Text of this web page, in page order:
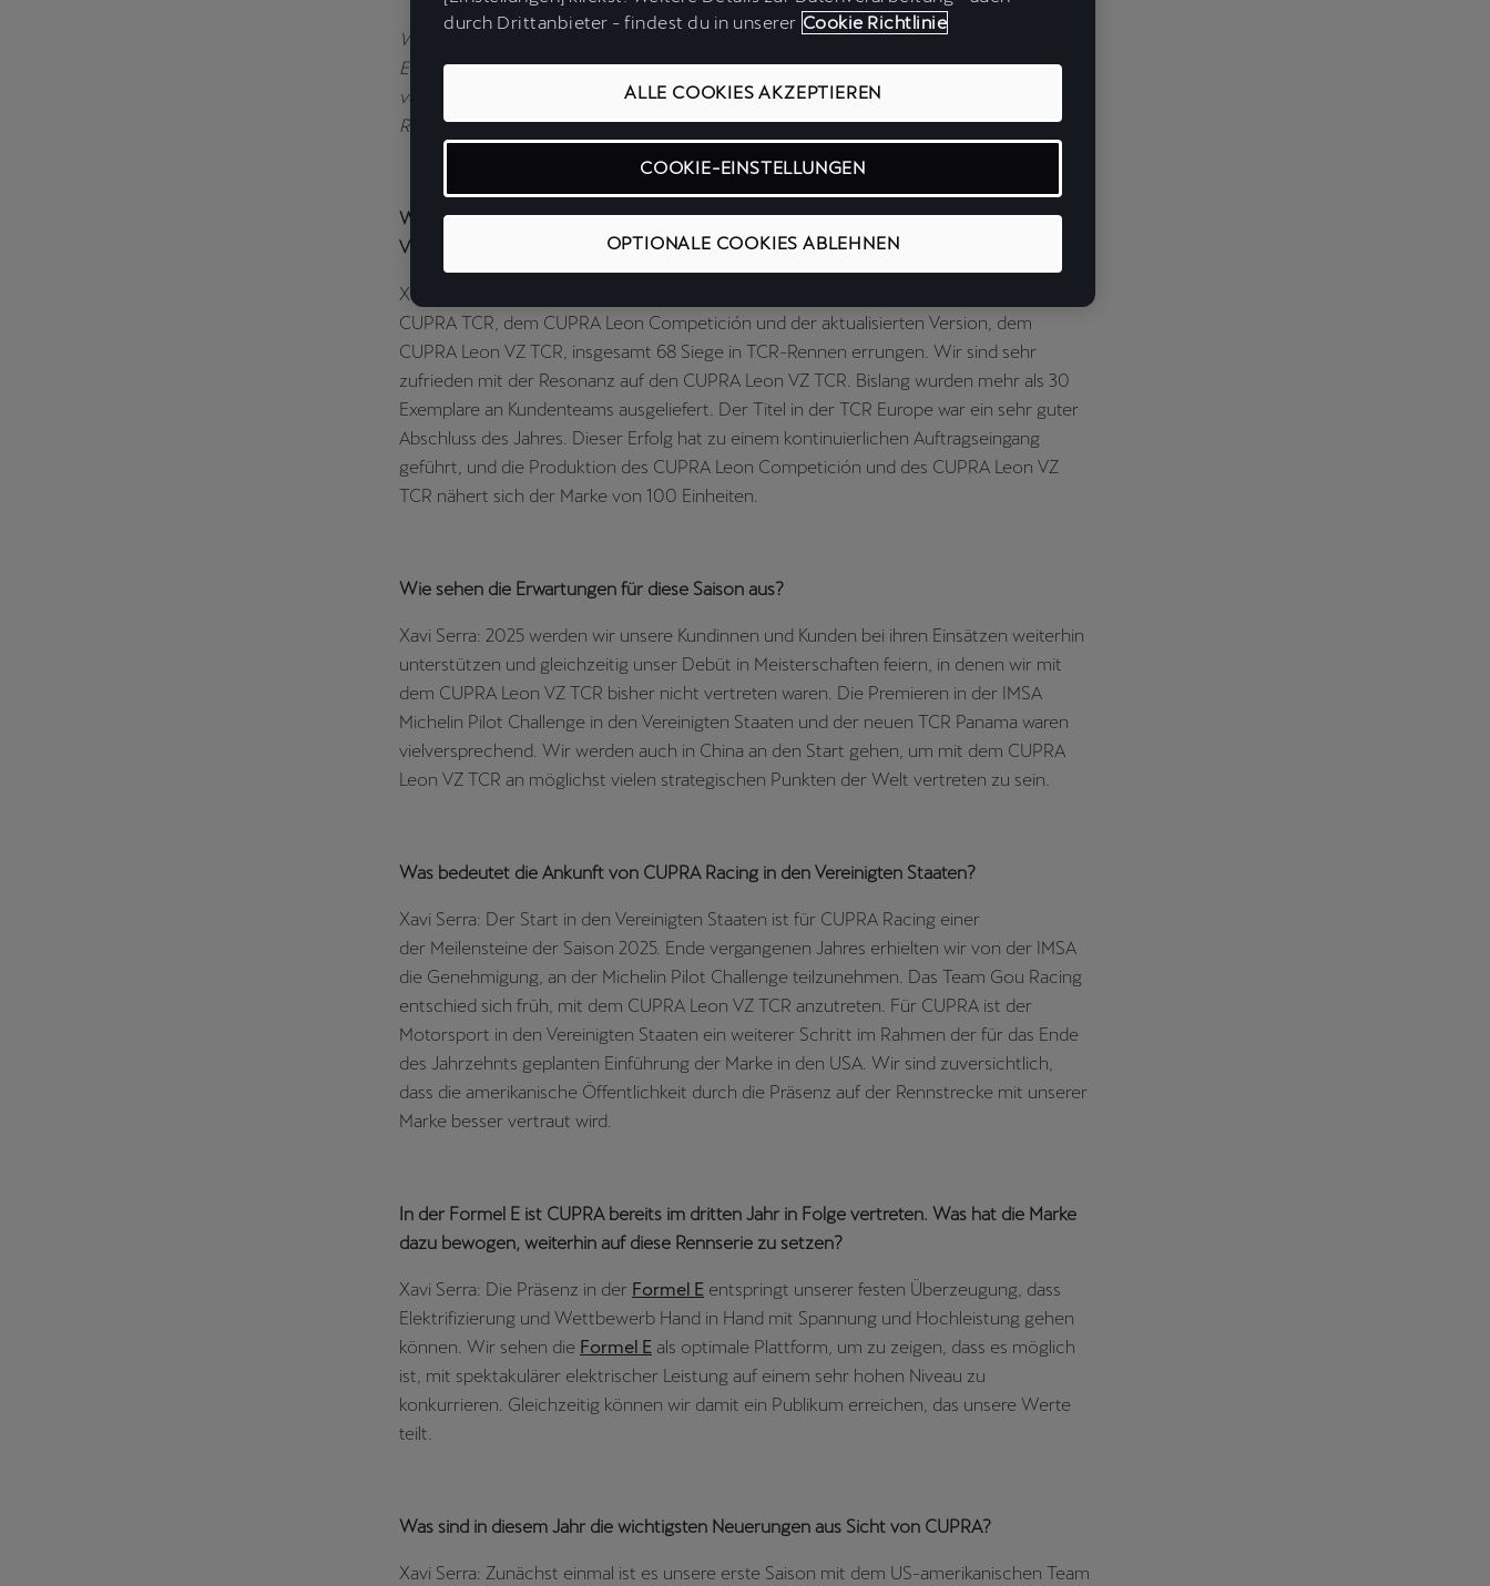
Weiterstadt, 12. März 2025 – Xavi Serra, Leiter von CUPRA Racing, gibt im Interview
Einblicke in die Motorsportsaison 2025 für CUPRA. CUPRA nimmt aktuell an der
vollelektrischen
teil und ist mit dem CUPRA Leon VZ TCR in zahlreichen TCR-
Rennserien an der Seite von Kund*innen präsent.
Wie bewertest du aus Sicht von CUPRA Racing die Saison 2024, in der der CUPRA Leon
VZ TCR eingeführt wurde?
Xavi Serra: Es war eine erfolgreiche Saison. Im vergangenen Jahr haben wir mit dem
CUPRA TCR, dem CUPRA Leon Competición und der aktualisierten Version, dem
CUPRA Leon VZ TCR, insgesamt 68 Siege in TCR-Rennen errungen. Wir sind sehr
zufrieden mit der Resonanz auf den CUPRA Leon VZ TCR. Bislang wurden mehr als 30
Exemplare an Kundenteams ausgeliefert. Der Titel in der TCR Europe war ein sehr guter
Abschluss des Jahres. Dieser Erfolg hat zu einem kontinuierlichen Auftragseingang
geführt, und die Produktion des CUPRA Leon Competición und des CUPRA Leon VZ
TCR nähert sich der Marke von 100 Einheiten.
Wie sehen die Erwartungen für diese Saison aus?
Xavi Serra: 2025 werden wir unsere Kundinnen und Kunden bei ihren Einsätzen weiterhin
unterstützen und gleichzeitig unser Debüt in Meisterschaften feiern, in denen wir mit
dem CUPRA Leon VZ TCR bisher nicht vertreten waren. Die Premieren in der IMSA
Michelin Pilot Challenge in den Vereinigten Staaten und der neuen TCR Panama waren
vielversprechend. Wir werden auch in China an den Start gehen, um mit dem CUPRA
Leon VZ TCR an möglichst vielen strategischen Punkten der Welt vertreten zu sein.
Was bedeutet die Ankunft von CUPRA Racing in den Vereinigten Staaten?
Xavi Serra: Der Start in den Vereinigten Staaten ist für CUPRA Racing einer
der Meilensteine der Saison 2025. Ende vergangenen Jahres erhielten wir von der IMSA
die Genehmigung, an der Michelin Pilot Challenge teilzunehmen. Das Team Gou Racing
entschied sich früh, mit dem CUPRA Leon VZ TCR anzutreten. Für CUPRA ist der
Motorsport in den Vereinigten Staaten ein weiterer Schritt im Rahmen der für das Ende
des Jahrzehnts geplanten Einführung der Marke in den USA. Wir sind zuversichtlich,
dass die amerikanische Öffentlichkeit durch die Präsenz auf der Rennstrecke mit unserer
Marke besser vertraut wird.
In der Formel E ist CUPRA bereits im dritten Jahr in Folge vertreten. Was hat die Marke
dazu bewogen, weiterhin auf diese Rennserie zu setzen?
Xavi Serra: Die Präsenz in der Formel E entspringt unserer festen Überzeugung, dass
Elektrifizierung und Wettbewerb Hand in Hand mit Spannung und Hochleistung gehen
können. Wir sehen die Formel E als optimale Plattform, um zu zeigen, dass es möglich
ist, mit spektakulärer elektrischer Leistung auf einem sehr hohen Niveau zu
konkurrieren. Gleichzeitig können wir damit ein Publikum erreichen, das unsere Werte
teilt.
Was sind in diesem Jahr die wichtigsten Neuerungen aus Sicht von CUPRA?
Xavi Serra: Zunächst einmal ist es unsere erste Saison mit dem US-amerikanischen Team
durch Drittanbieter - findest du in unserer Cookie Richtlinie
OPTIONALE COOKIES ABLEHNEN
ALLE COOKIES AKZEPTIEREN
COOKIE-EINSTELLUNGEN